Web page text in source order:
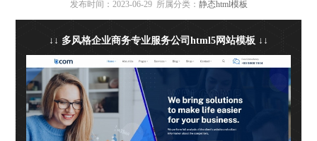
发布时间：2023-06-29 所属分类： 静态html模板
↓↓ 多风格企业商务专业服务公司html5网站模板 ↓↓